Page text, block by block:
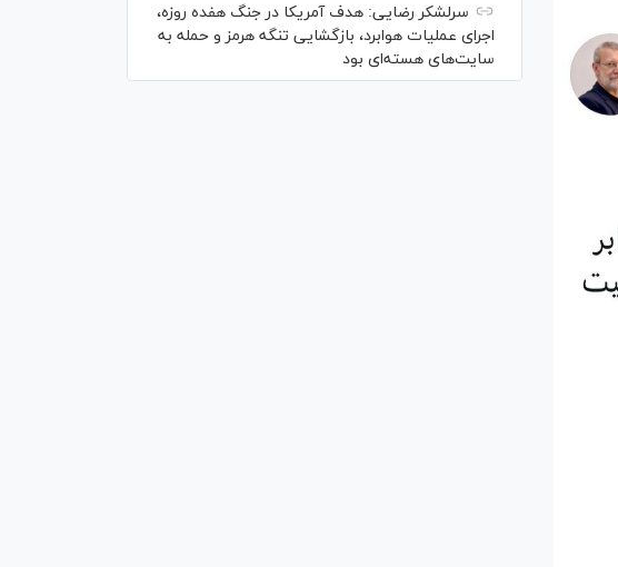
سرلشکر رضایی: هدف آمریکا در جنگ هفده روزه،
اجرای عملیات هوابرد، بازگشایی تنگه هرمز و حمله به
سایت‌های هسته‌ای بود